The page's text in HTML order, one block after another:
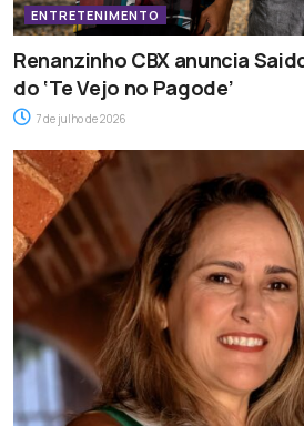
ENTRETENIMENTO
Renanzinho CBX anuncia
do ‘Te Vejo no Pagode’
7 de julho de 2026